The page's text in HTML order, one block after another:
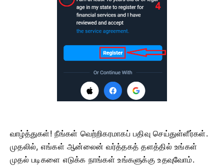
வாழ்த்துகள்! நீங்கள் வெற்றிகரமாகப் பதிவு செய்துள்ளீர்கள்.
முதலில், எங்கள் ஆன்லைன் வர்த்தகத் தளத்தில் உங்கள்
முதல் படிகளை எடுக்க நாங்கள் உங்களுக்கு உதவுவோம்.